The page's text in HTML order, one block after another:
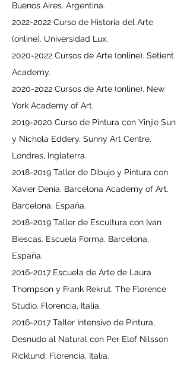
Buenos Aires. Argentina.
2022-2022 Curso de Historia del Arte
(online). Universidad Lux.
2020-2022 Cursos de Arte (online). Setient
Academy.
2020-2022 Cursos de Arte (online). New
York Academy of Art.
2019-2020 Curso de Pintura con Yinjie Sun
y Nichola Eddery. Sunny Art Centre.
Londres, Inglaterra.
2018-2019 Taller de Dibujo y Pintura con
Xavier Denia. Barcelona Academy of Art.
Barcelona, España.
2018-2019 Taller de Escultura con Ivan
Biescas. Escuela Forma. Barcelona,
España.
2016-2017 Escuela de Arte de Laura
Thompson y Frank Rekrut. The Florence
Studio. Florencia, Italia.
2016-2017 Taller Intensivo de Pintura,
Desnudo al Natural con Per Elof Nilsson
Ricklund. Florencia, Italia.